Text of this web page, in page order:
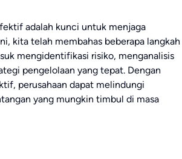
adalah kunci untuk menjaga
kita telah membahas beberapa langkah
mengidentifikasi risiko, menganalisis
pengelolaan yang tepat. Dengan
perusahaan dapat melindungi
yang mungkin timbul di masa